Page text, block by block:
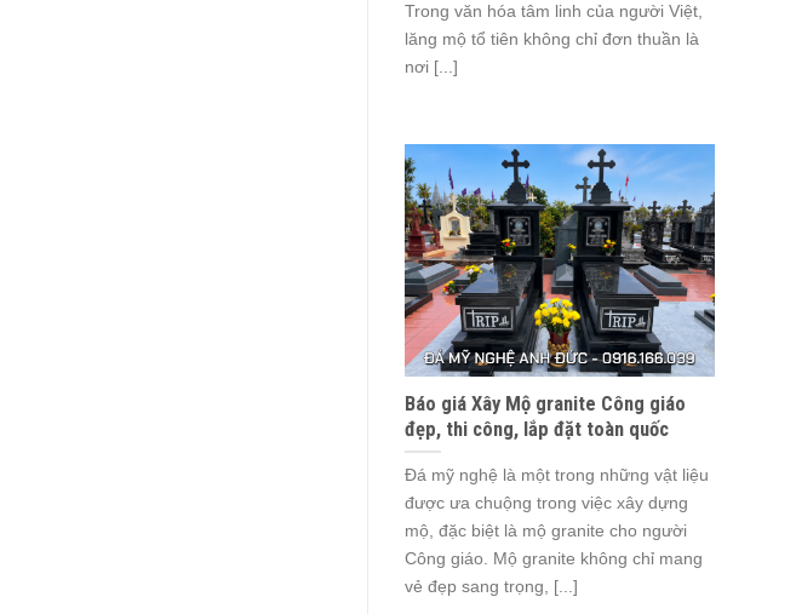
Trong văn hóa tâm linh của người Việt,
lăng mộ tổ tiên không chỉ đơn thuần là
nơi [...]
Báo giá Xây Mộ granite Công giáo
đẹp, thi công, lắp đặt toàn quốc
Đá mỹ nghệ là một trong những vật liệu
được ưa chuộng trong việc xây dựng
mộ, đặc biệt là mộ granite cho người
Công giáo. Mộ granite không chỉ mang
vẻ đẹp sang trọng, [...]